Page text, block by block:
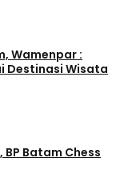
Wamenpar :
Destinasi Wisata
Batam Chess